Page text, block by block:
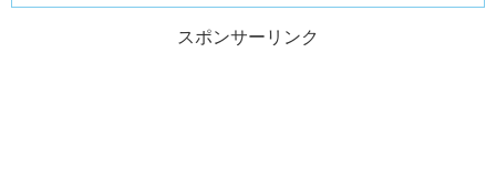
スポンサーリンク